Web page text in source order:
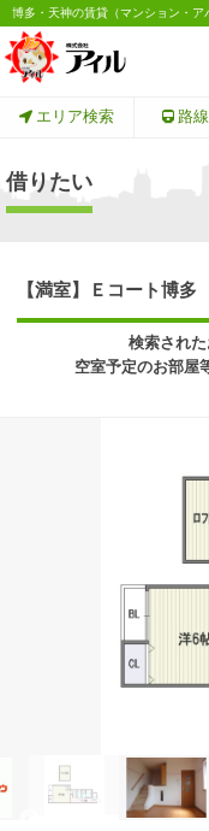
博多・天神の賃貸（マンション・ア
エリア検索 路
借りたい
【満室】Ｅコート博多
検索され
空室予定のお部屋